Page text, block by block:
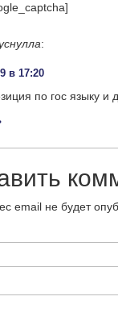
:
в 17:20
по гос языку
email не будет